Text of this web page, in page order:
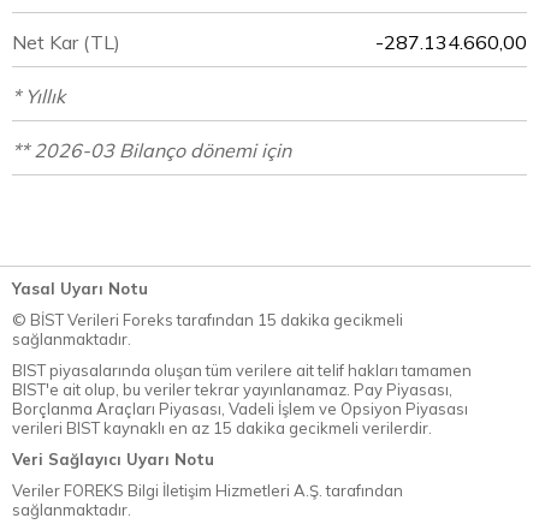
Net Kar (TL) -287.134.660,00
* Yıllık
** 2026-03 Bilanço dönemi için
Yasal Uyarı Notu
© BİST Verileri Foreks tarafından 15 dakika gecikmeli
sağlanmaktadır.
BIST piyasalarında oluşan tüm verilere ait telif hakları tamamen
BIST'e ait olup, bu veriler tekrar yayınlanamaz. Pay Piyasası,
Borçlanma Araçları Piyasası, Vadeli İşlem ve Opsiyon Piyasası
verileri BIST kaynaklı en az 15 dakika gecikmeli verilerdir.
Veri Sağlayıcı Uyarı Notu
Veriler FOREKS Bilgi İletişim Hizmetleri A.Ş. tarafından
sağlanmaktadır.